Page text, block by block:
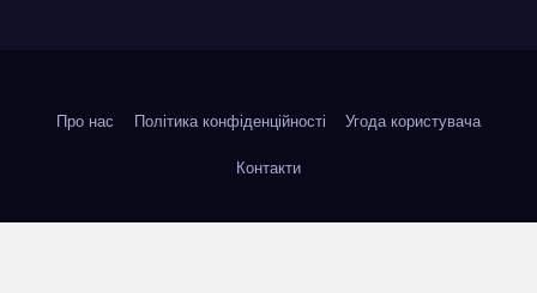
Про нас Політика конфіденційності Угода користувача
Контакти